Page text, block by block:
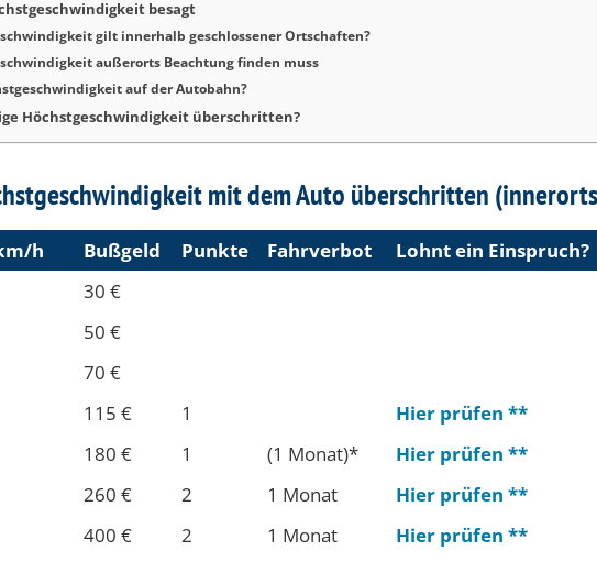
besagt
gilt innerhalb geschlossener Ortschaften?
außerorts Beachtung finden muss
auf der Autobahn?
Höchstgeschwindigkeit überschritten?
mit dem Auto überschritten
h Buß­geld Punk­te Fahr­ver­bot
Lohnt ein Einspruch?
30 €
50 €
70 €
115 € 1
Hier prüfen **
180 € 1 (1 Mo­nat)*
Hier prüfen **
260 € 2 1 Mo­nat
Hier prüfen **
400 € 2 1 Mo­nat
Hier prüfen **